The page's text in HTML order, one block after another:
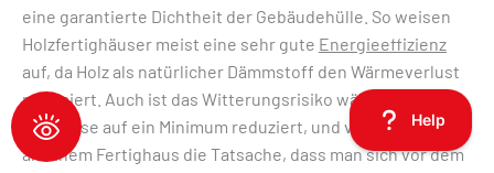
eine garantierte Dichtheit der Gebäudehülle. So weisen
Holzfertighäuser meist eine sehr gute Energieeffizienz
auf, da Holz als natürlicher Dämmstoff den Wärmeverlust
minimiert. Auch ist das Witterungsrisiko während der
Bauphase auf ein Minimum reduziert, und viele schätzen
an einem Fertighaus die Tatsache, dass man sich vor dem